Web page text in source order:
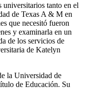
universitarios tanto en el
de Texas A & M en
que necesitó fueron
y examinarla en un
de los servicios de
de Katelyn
la Universidad de
de Educación. Su